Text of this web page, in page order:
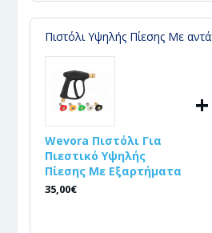
Πιστόλι Υψηλής Πίεσης Με
Wevora Πιστόλι Για
Πιεστικό Υψηλής
Πίεσης Με Εξαρτήματα
35,00€
+